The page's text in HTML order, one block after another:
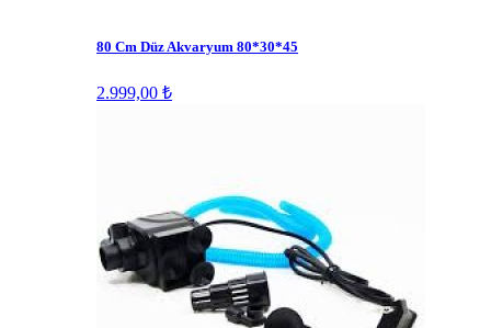
80 Cm Düz Akvaryum 80*30*45
2.999,00 ₺